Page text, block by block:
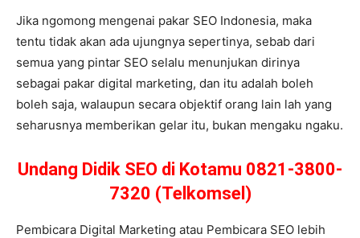
Jika ngomong mengenai pakar SEO Indonesia, maka
tentu tidak akan ada ujungnya sepertinya, sebab dari
semua yang pintar SEO selalu menunjukan dirinya
sebagai pakar digital marketing, dan itu adalah boleh
boleh saja, walaupun secara objektif orang lain lah yang
seharusnya memberikan gelar itu, bukan mengaku ngaku.
Undang Didik SEO di Kotamu 0821-3800-
7320 (Telkomsel)
Pembicara Digital Marketing atau Pembicara SEO lebih